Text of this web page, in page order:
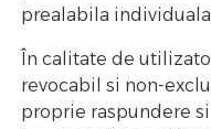
prealabila individuala
În calitate de
revocabil si non-
proprie raspundere